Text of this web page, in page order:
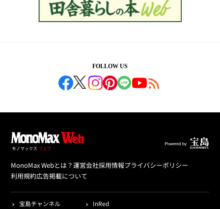
FOLLOW US
MonoMax Webとは？運営会社採用情報プライバシーポリシー
利用規約広告掲載について
宝島チャンネル
InRed